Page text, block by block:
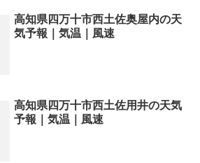
高知県四万十市西土佐奥屋内の天
気予報｜気温｜風速
高知県四万十市西土佐用井の天気
予報｜気温｜風速